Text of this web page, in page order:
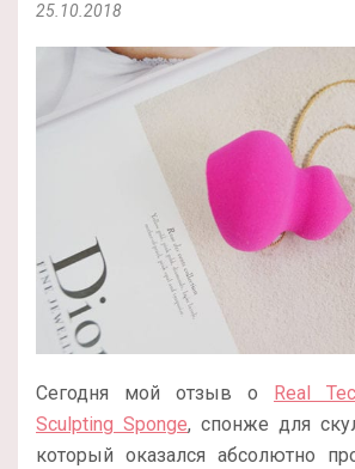
25.10.2018
Сегодня мой отзыв о
Real
Sculpting Sponge, спонже для
который оказался абсолютно